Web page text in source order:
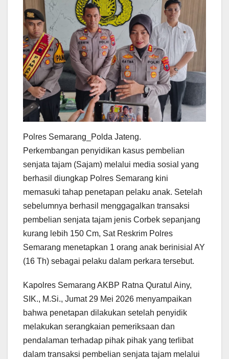
Polres Semarang_Polda Jateng.
Perkembangan penyidikan kasus pembelian
senjata tajam (Sajam) melalui media sosial yang
berhasil diungkap Polres Semarang kini
memasuki tahap penetapan pelaku anak. Setelah
sebelumnya berhasil menggagalkan transaksi
pembelian senjata tajam jenis Corbek sepanjang
kurang lebih 150 Cm, Sat Reskrim Polres
Semarang menetapkan 1 orang anak berinisial AY
(16 Th) sebagai pelaku dalam perkara tersebut.
Kapolres Semarang AKBP Ratna Quratul Ainy,
SIK., M.Si., Jumat 29 Mei 2026 menyampaikan
bahwa penetapan dilakukan setelah penyidik
melakukan serangkaian pemeriksaan dan
pendalaman terhadap pihak pihak yang terlibat
dalam transaksi pembelian senjata tajam melalui